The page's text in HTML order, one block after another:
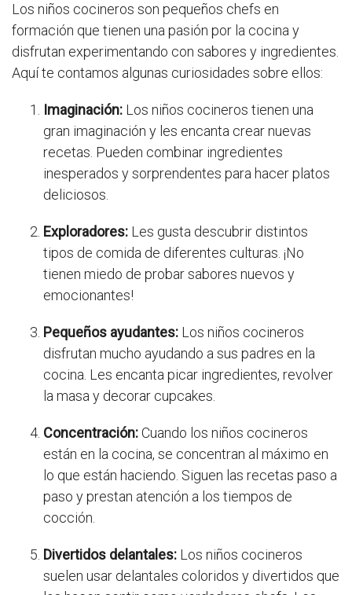
Los niños cocineros son pequeños chefs en
formación que tienen una pasión por la cocina y
disfrutan experimentando con sabores y ingredientes.
Aquí te contamos algunas curiosidades sobre ellos:
Imaginación: Los niños cocineros tienen una
gran imaginación y les encanta crear nuevas
recetas. Pueden combinar ingredientes
inesperados y sorprendentes para hacer platos
deliciosos.
Exploradores: Les gusta descubrir distintos
tipos de comida de diferentes culturas. ¡No
tienen miedo de probar sabores nuevos y
emocionantes!
Pequeños ayudantes: Los niños cocineros
disfrutan mucho ayudando a sus padres en la
cocina. Les encanta picar ingredientes, revolver
la masa y decorar cupcakes.
Concentración:Cuando los niños cocineros
están en la cocina, se concentran al máximo en
lo que están haciendo. Siguen las recetas paso a
paso y prestan atención a los tiempos de
cocción.
Divertidos delantales: Los niños cocineros
suelen usar delantales coloridos y divertidos que